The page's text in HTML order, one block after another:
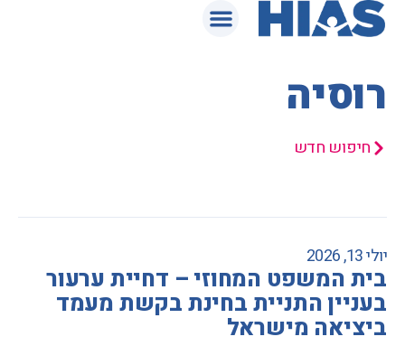
רוסיה
חיפוש חדש
יולי 13, 2026
בית המשפט המחוזי – דחיית ערעור
בעניין התניית בחינת בקשת מעמד
ביציאה מישראל